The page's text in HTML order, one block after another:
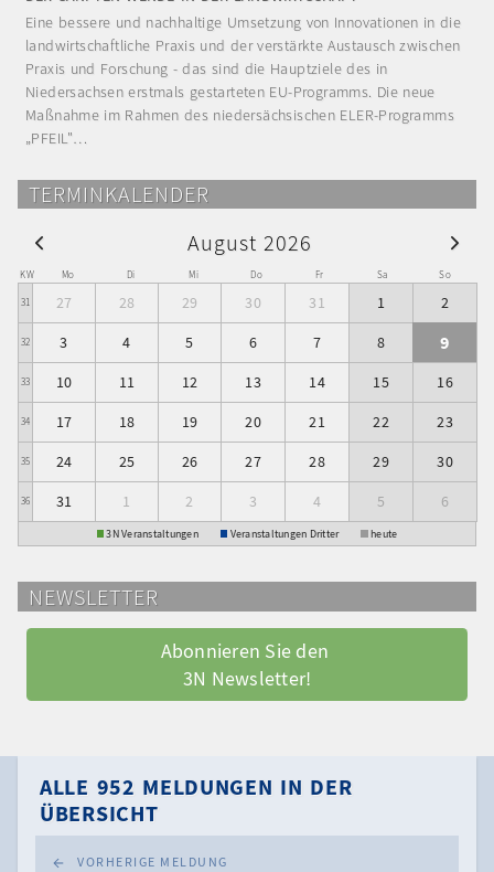
Eine bessere und nachhaltige Umsetzung von Innovationen in die
landwirtschaftliche Praxis und der verstärkte Austausch zwischen
Praxis und Forschung - das sind die Hauptziele des in
Niedersachsen erstmals gestarteten EU-Programms. Die neue
Maßnahme im Rahmen des niedersächsischen ELER-Programms
„PFEIL"…
TERMINKALENDER
August 2026
KW Mo Di Mi Do Fr Sa So
31 27 28 29 30 31 1 2
32 3 4 5 6 7 8 9
33 10 11 12 13 14 15 16
34 17 18 19 20 21 22 23
35 24 25 26 27 28 29 30
36 31 1 2 3 4 5 6
3N Veranstaltungen Veranstaltungen Dritter heute
NEWSLETTER
Abonnieren Sie den
3N Newsletter!
ALLE 952 MELDUNGEN IN DER
ÜBERSICHT
VORHERIGE MELDUNG